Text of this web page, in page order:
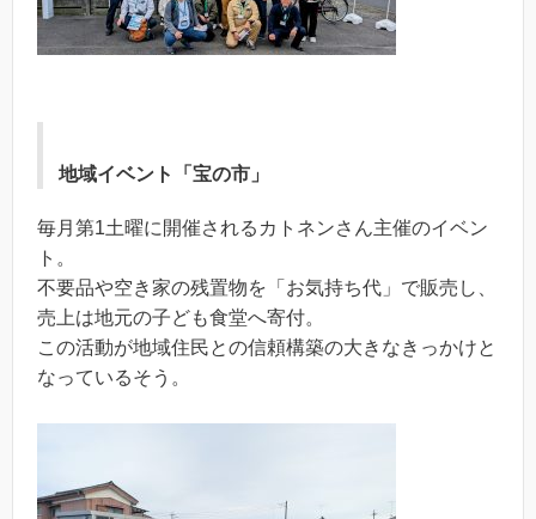
地域イベント「宝の市」
毎月第1土曜に開催されるカトネンさん主催のイベン
ト。
不要品や空き家の残置物を「お気持ち代」で販売し、
売上は地元の子ども食堂へ寄付。
この活動が地域住民との信頼構築の大きなきっかけと
なっているそう。